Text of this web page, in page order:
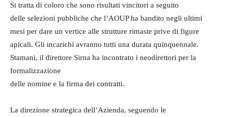
Si tratta di coloro che sono risultati vincitori a seguito
delle selezioni pubbliche che l’AOUP ha bandito negli ultimi
mesi per dare un vertice alle strutture rimaste prive di figure
apicali. Gli incarichi avranno tutti una durata quinquennale.
Stamani, il direttore Sirna ha incontrato i neodirettori per la
formalizzazione
delle nomine e la firma dei contratti.
La direzione strategica dell’Azienda, seguendo le